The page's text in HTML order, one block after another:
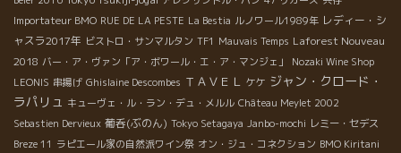
Importateur BMO RUE DE LA PESTE La Bestia ルノワール1989年 レディー・シ
ャスラ2017年 ビストロ・サンマルタン TF1 Mauvais Temps Laforest Nouveau
2018 バー・ア・ヴァン「ア・ボワール・エ・ア・マンジェ」
Nozaki Wine Shop
LEONIS 串揚げ Ghislaine Descombes ＴＡＶＥＬ ケケ ジャン・クロード・
ラパリュ キューヴェ・ル・ラン・デュ・メルル Château Meylet 2002
Sebastien Dervieux 葡呑(ぶのん) Tokyo Setagaya Janbo-mochi レミー・セデス
Breze 11 ラピエール家の自然派ワイン祭 オン・ジュ・コネクション BMO Kiritani